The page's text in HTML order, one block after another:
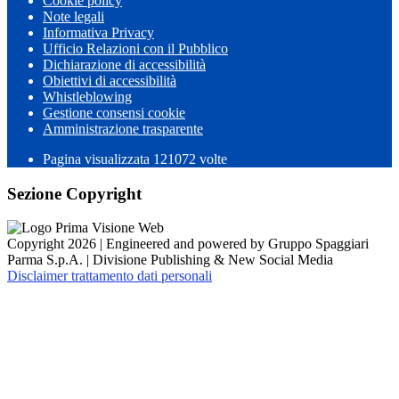
Note legali
Informativa Privacy
Ufficio Relazioni con il Pubblico
Dichiarazione di accessibilità
Obiettivi di accessibilità
Whistleblowing
Gestione consensi cookie
Amministrazione trasparente
Pagina visualizzata 121072 volte
Sezione Copyright
Copyright 2026 | Engineered and powered by Gruppo Spaggiari
Parma S.p.A. | Divisione Publishing & New Social Media
Disclaimer trattamento dati personali